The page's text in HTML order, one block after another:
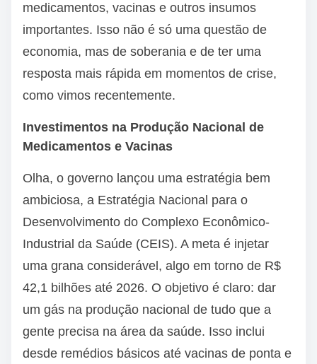
medicamentos, vacinas e outros insumos
importantes. Isso não é só uma questão de
economia, mas de soberania e de ter uma
resposta mais rápida em momentos de crise,
como vimos recentemente.
Investimentos na Produção Nacional de
Medicamentos e Vacinas
Olha, o governo lançou uma estratégia bem
ambiciosa, a Estratégia Nacional para o
Desenvolvimento do Complexo Econômico-
Industrial da Saúde (CEIS). A meta é injetar
uma grana considerável, algo em torno de R$
42,1 bilhões até 2026. O objetivo é claro: dar
um gás na produção nacional de tudo que a
gente precisa na área da saúde. Isso inclui
desde remédios básicos até vacinas de ponta e